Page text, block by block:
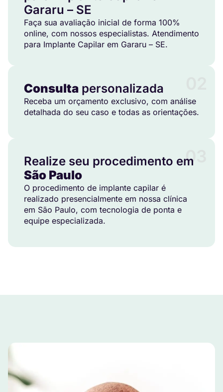
Gararu – SE
Faça sua avaliação inicial de forma 100%
online, com nossos especialistas. Atendimento
para Implante Capilar em Gararu – SE.
Consulta personalizada
Receba um orçamento exclusivo, com análise
detalhada do seu caso e todas as orientações.
03
Realize seu procedimento em
São Paulo
O procedimento de implante capilar é
realizado presencialmente em nossa clínica
em São Paulo, com tecnologia de ponta e
equipe especializada.